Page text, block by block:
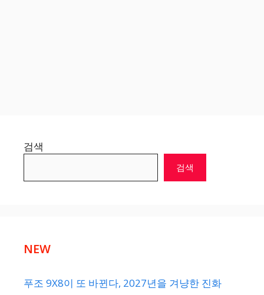
검색
검색
NEW
푸조 9X8이 또 바뀐다, 2027년을 겨냥한 진화